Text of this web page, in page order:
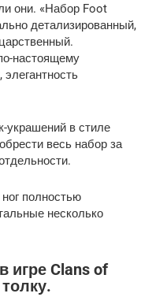
они. «Набор Foot
детализированный,
настоящему
украшений в стиле
весь набор за
полностью
несколько
игре Clans of